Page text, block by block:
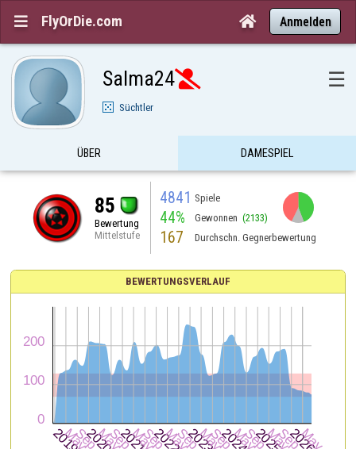
 FlyOrDie.com  Anmelden
Salma24 ☰
Süchtler
ÜBER DAMESPIEL
85
Bewertung
Mittelstufe
4841 Spiele
44% Gewonnen (2133)
167 Durchschn. Gegnerbewertung
BEWERTUNGSVERLAUF